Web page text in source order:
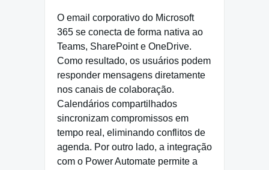
O email corporativo do Microsoft
365 se conecta de forma nativa ao
Teams, SharePoint e OneDrive.
Como resultado, os usuários podem
responder mensagens diretamente
nos canais de colaboração.
Calendários compartilhados
sincronizam compromissos em
tempo real, eliminando conflitos de
agenda. Por outro lado, a integração
com o Power Automate permite a